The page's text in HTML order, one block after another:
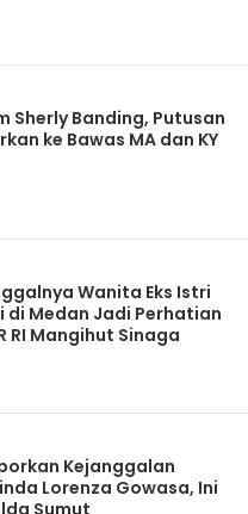
Sherly Banding, Putusan
ke Bawas MA dan KY
Wanita Eks Istri
di Medan Jadi Perhatian
RI Mangihut Sinaga
Kejanggalan
Lorenza Gowasa, Ini
Sumut